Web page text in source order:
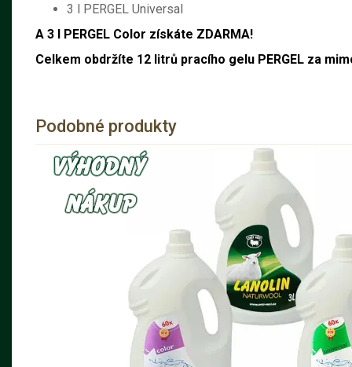
3 l PERGEL Universal
A 3 l PERGEL Color získáte ZDARMA!
Celkem obdržíte 12 litrů pracího gelu PERGEL za
Podobné produkty